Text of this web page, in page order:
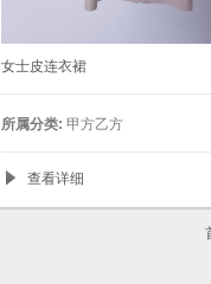
女士皮连衣裙
所属分类: 甲方乙方
查看详细